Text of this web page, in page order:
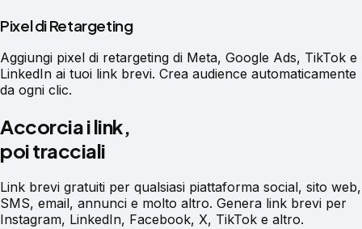
Pixel di Retargeting
Aggiungi pixel di retargeting di Meta, Google Ads, TikTok e
LinkedIn ai tuoi link brevi. Crea audience automaticamente
da ogni clic.
Accorcia i link,
poi tracciali
Link brevi gratuiti per qualsiasi piattaforma social, sito web,
SMS, email, annunci e molto altro. Genera link brevi per
Instagram, LinkedIn, Facebook, X, TikTok e altro.